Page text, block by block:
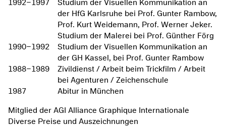
1992–1997
Studium der Visuellen Kommunikation an
der HfG Karlsruhe bei Prof. Gunter Rambow,
Prof. Kurt Weidemann, Prof. Werner Jeker.
Studium der Malerei bei Prof. Günther Förg
1990–1992
Studium der Visuellen Kommunikation an
der GH Kassel, bei Prof. Gunter Rambow
1988–1989
Zivildienst / Arbeit beim Trickfilm / Arbeit
bei Agenturen / Zeichenschule
1987
Abitur in München
Mitglied der AGI Alliance Graphique Internationale
Diverse Preise und Auszeichnungen